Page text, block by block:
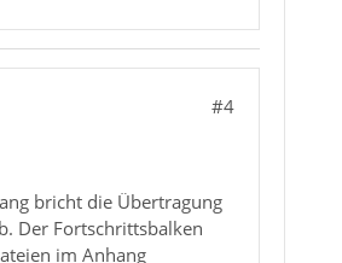
#4
bricht die Übertragung
Der Fortschrittsbalken
im Anhang